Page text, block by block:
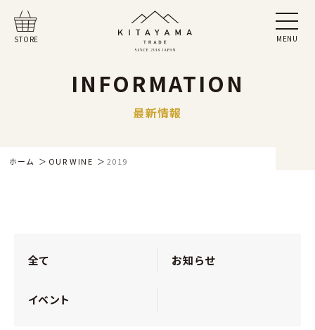
STORE MENU
INFORMATION
最新情報
ホーム OUR WINE 2019
全て お知らせ
イベント